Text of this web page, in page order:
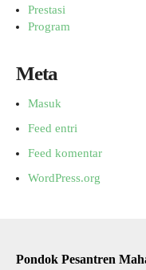
Prestasi
Program
Meta
Masuk
Feed entri
Feed komentar
WordPress.org
Pondok Pesantren